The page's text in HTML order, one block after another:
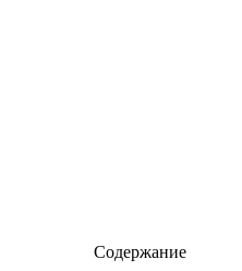
Содержание